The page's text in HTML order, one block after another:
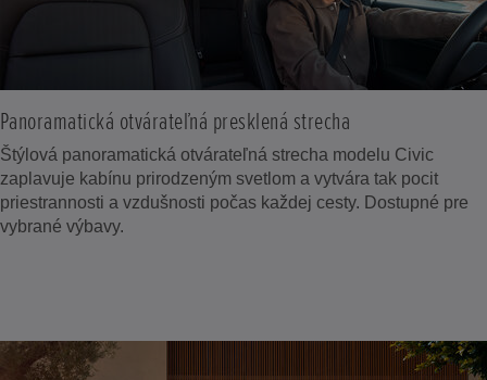
Panoramatická otvárateľná presklená strecha
Štýlová panoramatická otvárateľná strecha modelu Civic
zaplavuje kabínu prirodzeným svetlom a vytvára tak pocit
priestrannosti a vzdušnosti počas každej cesty. Dostupné pre
vybrané výbavy.